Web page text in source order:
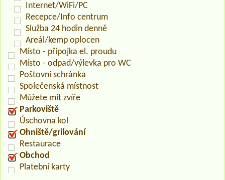
Internet/WiFi/PC
Recepce/Info centrum
Služba 24 hodin denně
Areál/kemp oplocen
Místo - přípojka el. proudu
Místo - odpad/výlevka pro WC
Poštovní schránka
Společenská místnost
Můžete mít zvíře
Parkoviště
Úschovna kol
Ohniště/grilování
Restaurace
Obchod
Platební karty